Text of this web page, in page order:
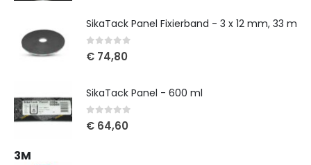
SikaTack Panel Fixierband - 3 x 12 mm, 33 m
0out of 5
€ 74,80
SikaTack Panel - 600 ml
0out of 5
€ 64,60
3M